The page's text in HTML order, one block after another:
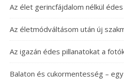
Az élet gerincfájdalom nélkül édes
Az életmódváltásom után új
Az igazán édes pillanatokat a
Balaton és cukormentesség –